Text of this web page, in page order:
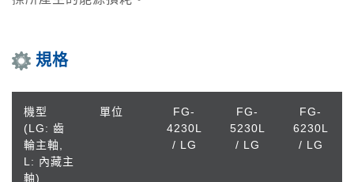
規格
機型
(LG: 齒
輪主軸,
L: 內藏主
軸)
單位
FG-
4230L
/ LG
FG-
5230L
/ LG
FG-
6230L
/ LG